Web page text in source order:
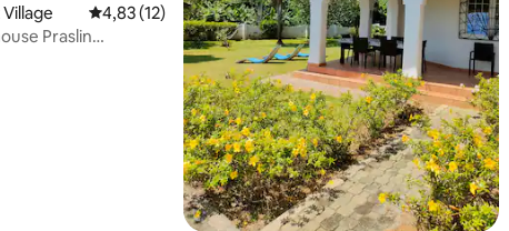
Gemiddelde beoordeling van 4,83 op 5, 12 recensies
4,83 (12)
Praslin